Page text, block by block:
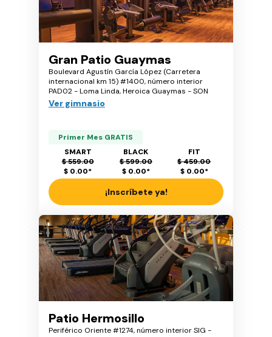
Gran Patio Guaymas
Boulevard Agustín García López (Carretera
internacional km 15) #1400, número interior
PAD02 - Loma Linda, Heroica Guaymas - SON
Ver gimnasio
Primer Mes GRATIS
SMART
$ 559.00
$ 0.00*
BLACK
$ 599.00
$ 0.00*
FIT
$ 459.00
$ 0.00*
¡Inscríbete ya!
Patio Hermosillo
Periférico Oriente #1274, número interior SIG -